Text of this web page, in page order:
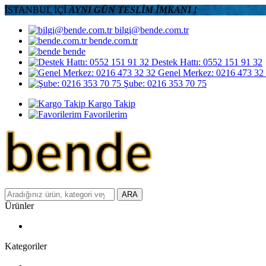
İSTANBUL İÇİ AYNI GÜN TESLİM İMKANI !
bilgi@bende.com.tr
bende.com.tr
bende
Destek Hattı: 0552 151 91 32
Genel Merkez: 0216 473 32
Şube: 0216 353 70 75
Kargo Takip
Favorilerim
ARA
Ürünler
Kategoriler